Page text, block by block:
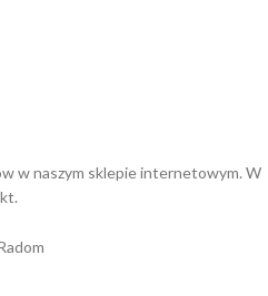
strukturze formacji. Otok został
użytkowanie i działanie czynników
w naszym sklepie internetowym. W